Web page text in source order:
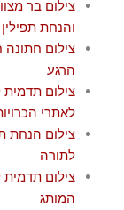
צילום בר
והנחת תפילין
צילום
הרגע
צילום תדמית
לאתרי
צילום הנחת
לתורה
צילום
המותג